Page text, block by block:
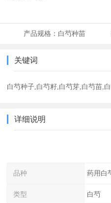
产品规格： 白芍种苗
关键词
白芍种子,白芍籽,白芍芽,白芍苗,
详细说明
品种 药用白
类型 白芍